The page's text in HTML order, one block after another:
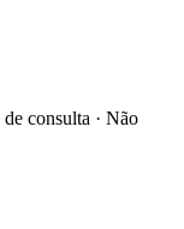
consulta · Não